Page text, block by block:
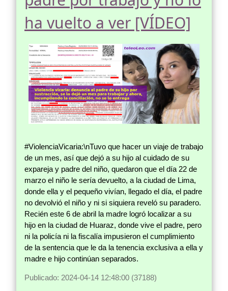
ha vuelto a ver [VÍDEO]
#ViolenciaVicaria:\nTuvo que hacer un viaje de trabajo
de un mes, así que dejó a su hijo al cuidado de su
expareja y padre del niño, quedaron que el día 22 de
marzo el niño le sería devuelto, a la ciudad de Lima,
donde ella y el pequeño vivían, llegado el día, el padre
no devolvió el niño y ni si siquiera reveló su paradero.
Recién este 6 de abril la madre logró localizar a su
hijo en la ciudad de Huaraz, donde vive el padre, pero
ni la policía ni la fiscalía impusieron el cumplimiento
de la sentencia que le da la tenencia exclusiva a ella y
madre e hijo continúan separados.
Publicado: 2024-04-14 12:48:00 (37188)